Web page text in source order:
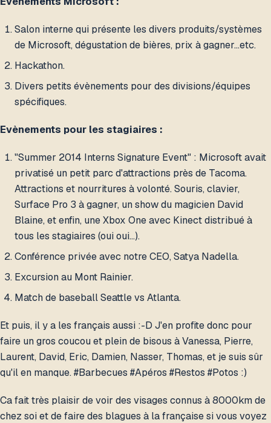
Salon interne qui présente les divers produits/systèmes
de Microsoft, dégustation de bières, prix à gagner...etc.
Hackathon.
Divers petits évènements pour des divisions/équipes
spécifiques.
Evènements pour les stagiaires :
"Summer 2014 Interns Signature Event" : Microsoft avait
privatisé un petit parc d'attractions près de Tacoma.
Attractions et nourritures à volonté. Souris, clavier,
Surface Pro 3 à gagner, un show du magicien David
Blaine, et enfin, une Xbox One avec Kinect distribué à
tous les stagiaires (oui oui…).
Conférence privée avec notre CEO, Satya Nadella.
Excursion au Mont Rainier.
Match de baseball Seattle vs Atlanta.
Et puis, il y a les français aussi :-D J'en profite donc pour
faire un gros coucou et plein de bisous à Vanessa, Pierre,
Laurent, David, Eric, Damien, Nasser, Thomas, et je suis sûr
qu'il en manque. #Barbecues #Apéros #Restos #Potos :)
Ca fait très plaisir de voir des visages connus à 8000km de
chez soi et de faire des blagues à la française si vous voyez